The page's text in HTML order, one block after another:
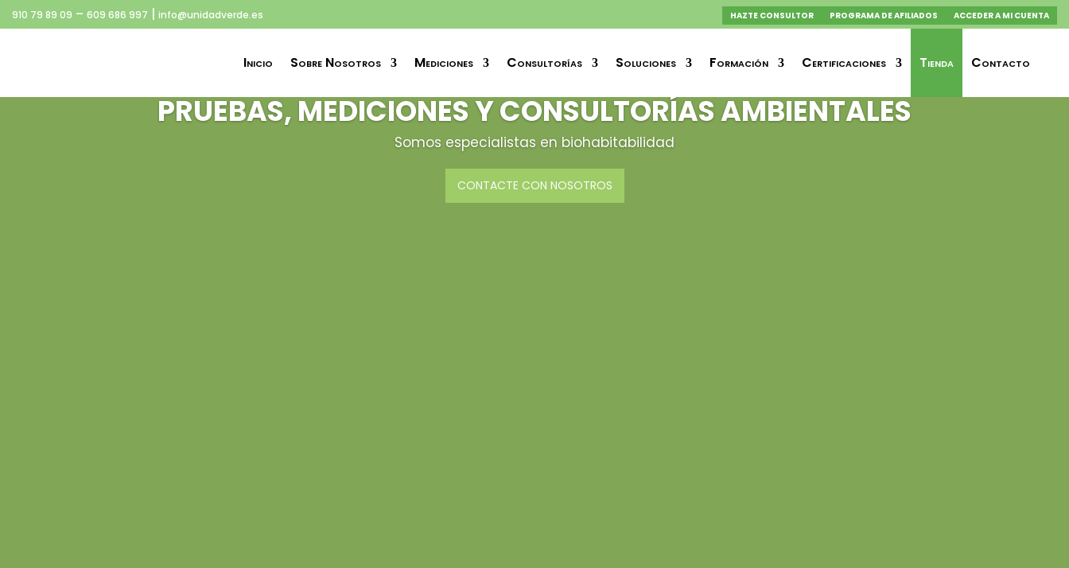
910 79 89 09 – 609 686 997 info@unidadverde.es HAZTE CONSULTOR PROGRAMA DE AFILIADOS ACCEDER A MI CUENTA
Inicio Sobre Nosotros Mediciones Consultorías Soluciones Formación Certificaciones Tienda Contacto
PRUEBAS, MEDICIONES Y CONSULTORÍAS AMBIENTALES
Somos especialistas en biohabitabilidad
CONTACTE CON NOSOTROS